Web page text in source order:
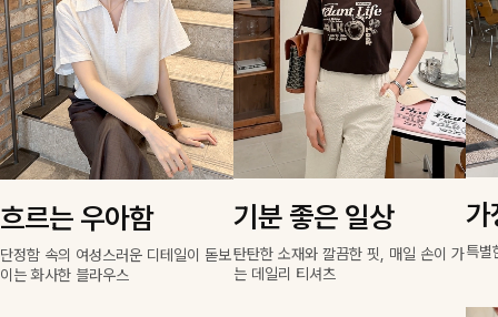
흐르는 우아함
단정함 속의 여성스러운 디테일이 돋보
이는 화사한 블라우스
기분 좋은 일상
탄탄한 소재와 깔끔한 핏, 매일 손이 가
는 데일리 티셔츠
가
특별